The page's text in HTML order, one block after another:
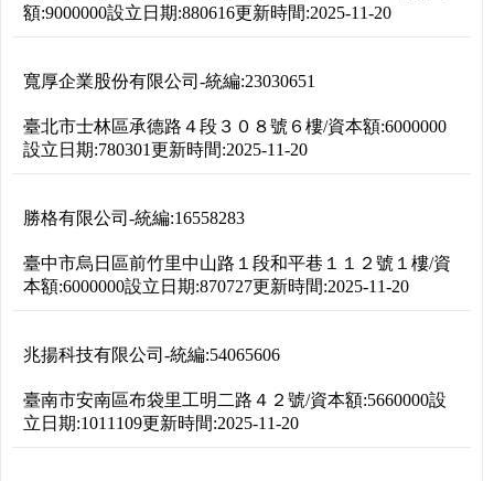
額:9000000設立日期:880616更新時間:2025-11-20
寬厚企業股份有限公司 -統編:23030651
臺北市士林區承德路４段３０８號６樓/資本額:6000000
設立日期:780301更新時間:2025-11-20
勝格有限公司 -統編:16558283
臺中市烏日區前竹里中山路１段和平巷１１２號１樓/資
本額:6000000設立日期:870727更新時間:2025-11-20
兆揚科技有限公司 -統編:54065606
臺南市安南區布袋里工明二路４２號/資本額:5660000設
立日期:1011109更新時間:2025-11-20